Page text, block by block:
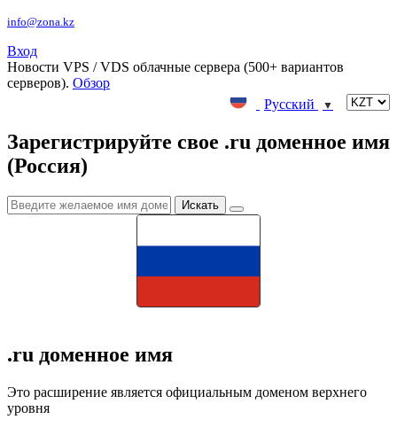
info@zona.kz
Вход
Новости VPS / VDS облачные сервера (500+ вариантов
серверов). Обзор
Русский
▼
Зарегистрируйте свое .ru доменное имя
(Россия)
.ru доменное имя
Это расширение является официальным доменом верхнего
уровня